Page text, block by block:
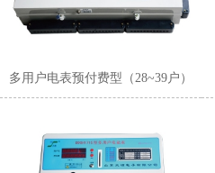
多用户电表预付费型（28~39户）